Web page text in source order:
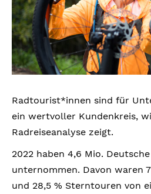
Radtourist*innen sind für
ein wertvoller Kundenkreis,
Radreiseanalyse zeigt.
2022 haben 4,6 Mio.
unternommen. Davon waren
und 28,5 % Sterntouren von